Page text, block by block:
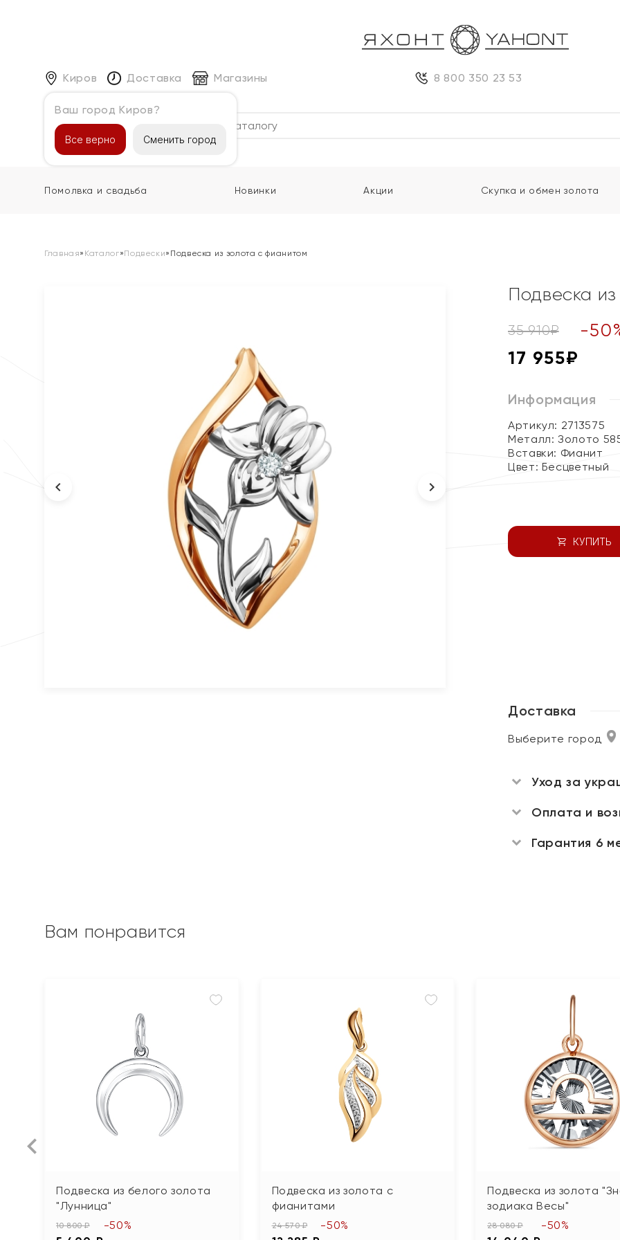
Киров
Ваш город Киров?
Все верно Сменить город
Доставка Магазины 8 800 350 23 53
Каталог
Помолвка и свадьба Новинки Акции Скупка и обмен золота
Главная» Каталог»Подвески» Подвеска из золота с фианитом
Подвеска
35 910₽ -50
17 955₽
Информация
Артикул: 2713575
Металл:Золото
Вставки: Фианит
Цвет: Бесцветный
КУПИТЬ
Доставка
Выберите город
Уход за
Оплата и
Гарантия 6
Вам понравится
Подвеска из белого золота
"Лунница"
10 800 ₽ -50%
Подвеска из золота с
фианитами
24 570 ₽ -50%
Подвеска из золота
зодиака Весы"
28 080 ₽ -50%